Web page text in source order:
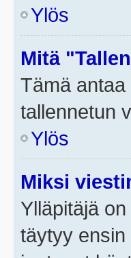
Ylös
Mitä
Tämä
tallennetun
Ylös
Miksi
Ylläpitäjä
täytyy